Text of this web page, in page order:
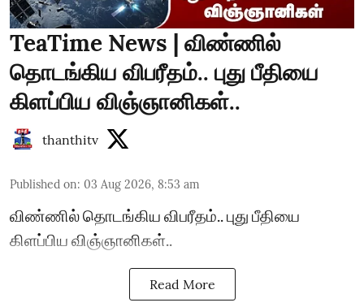
TeaTime News | விண்ணில்
தொடங்கிய விபரீதம்.. புது பீதியை
கிளப்பிய விஞ்ஞானிகள்..
thanthitv
Published on: 03 Aug 2026, 8:53 am
விண்ணில் தொடங்கிய விபரீதம்.. புது பீதியை
கிளப்பிய விஞ்ஞானிகள்..
Read More